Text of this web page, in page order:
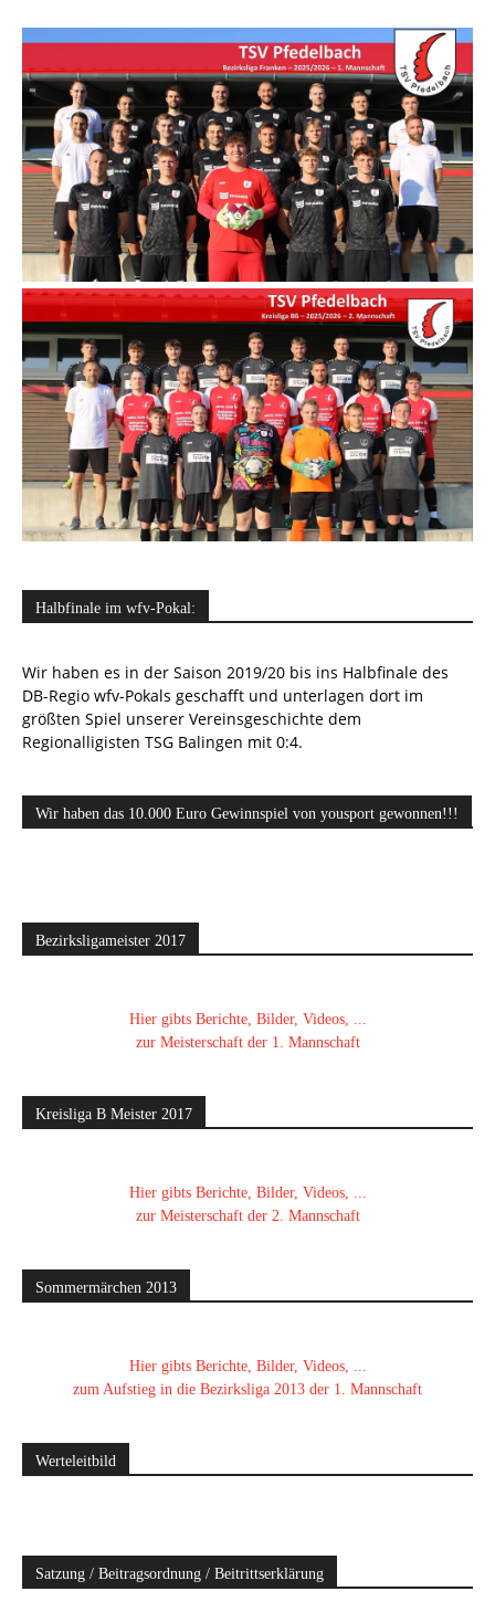
Halbfinale im wfv-Pokal:
Wir haben es in der Saison 2019/20 bis ins Halbfinale des
DB-Regio wfv-Pokals geschafft und unterlagen dort im
größten Spiel unserer Vereinsgeschichte dem
Regionalligisten TSG Balingen mit 0:4.
Wir haben das 10.000 Euro Gewinnspiel von yousport gewonnen!!!
Bezirksligameister 2017
Hier gibts Berichte, Bilder, Videos, ...
zur Meisterschaft der 1. Mannschaft
Kreisliga B Meister 2017
Hier gibts Berichte, Bilder, Videos, ...
zur Meisterschaft der 2. Mannschaft
Sommermärchen 2013
Hier gibts Berichte, Bilder, Videos, ...
zum Aufstieg in die Bezirksliga 2013 der 1. Mannschaft
Werteleitbild
Satzung / Beitragsordnung / Beitrittserklärung